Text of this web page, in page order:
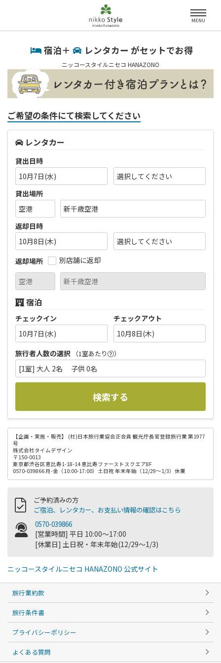
MENU
宿泊＋ レンタカー がセットでお得
ニッコースタイルニセコ HANAZONO
ご希望の条件にて検索してください
レンタカー
貸出日時
10月7日(水)
貸出場所
返却日時
10月8日(木)
返却場所
別店舗に返却
宿泊
チェックイン
10月7日(水)
チェックアウト
10月8日(木)
旅行者人数の選択
（1室あたり ）
[1室] 大人 2名 子供 0名
検索する
【企画・実施・販売】
(社)日本旅行業協会正会員 観光庁長官登録旅行業 第1977
号
株式会社タイムデザイン
〒150-0013
東京都渋谷区恵比寿1-18-14 恵比寿ファーストスクエア8F
0570-039866 月-金（10:00-17:00）土日祝 年末年始（12/29～1/3）休業
ご予約済みの方
ご宿泊、レンタカー、お支払い情報の確認はこちら
0570-039866
[営業時間] 平日 10:00～17:00
[休業日] 土日祝・年末年始(12/29～1/3)
ニッコースタイルニセコ HANAZONO 公式サイト
旅行業約款
旅行条件書
プライバシーポリシー
よくある質問